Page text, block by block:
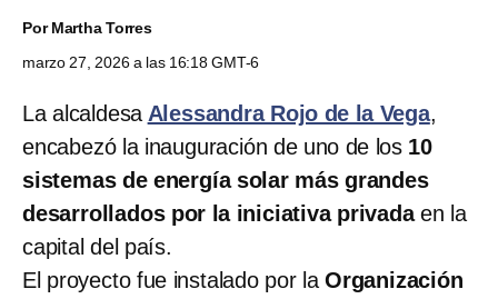
PorMartha Torres
marzo 27, 2026 a las 16:18 GMT-6
La alcaldesa Alessandra Rojo de la Vega,
encabezó la inauguración de uno de los 10
sistemas de energía solar más grandes
desarrollados por la iniciativa privadaen la
capital del país.
El proyecto fue instalado por la Organización